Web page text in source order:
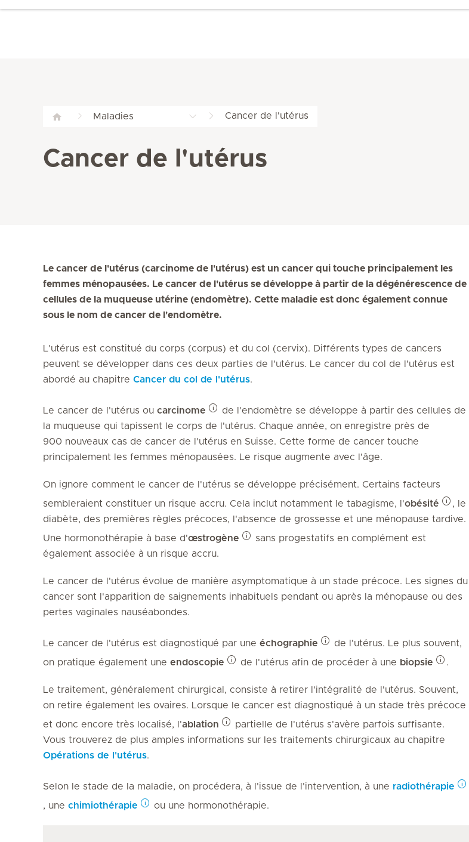
Maladies Cancer de l'utérus
Cancer de l'utérus
Le cancer de l'utérus (carcinome de l'utérus) est un cancer qui touche principalement les
femmes ménopausées. Le cancer de l'utérus se développe à partir de la dégénérescence de
cellules de la muqueuse utérine (endomètre). Cette maladie est donc également connue
sous le nom de cancer de l'endomètre.
L'utérus est constitué du corps (corpus) et du col (cervix). Différents types de cancers
peuvent se développer dans ces deux parties de l'utérus. Le cancer du col de l'utérus est
abordé au chapitre Cancer du col de l'utérus.
Le cancer de l'utérus ou carcinome
de l'endomètre se développe à partir des cellules de
la muqueuse qui tapissent le corps de l'utérus. Chaque année, on enregistre près de
900 nouveaux cas de cancer de l'utérus en Suisse. Cette forme de cancer touche
principalement les femmes ménopausées. Le risque augmente avec l'âge.
On ignore comment le cancer de l'utérus se développe précisément. Certains facteurs
sembleraient constituer un risque accru. Cela inclut notamment le tabagisme, l'obésité
, le
diabète, des premières règles précoces, l'absence de grossesse et une ménopause tardive.
Une hormonothérapie à base d'œstrogène
sans progestatifs en complément est
également associée à un risque accru.
Le cancer de l'utérus évolue de manière asymptomatique à un stade précoce. Les signes du
cancer sont l'apparition de saignements inhabituels pendant ou après la ménopause ou des
pertes vaginales nauséabondes.
Le cancer de l'utérus est diagnostiqué par une échographie
de l'utérus. Le plus souvent,
on pratique également une endoscopie de l'utérus afin de procéder à une biopsie .
Le traitement, généralement chirurgical, consiste à retirer l'intégralité de l'utérus. Souvent,
on retire également les ovaires. Lorsque le cancer est diagnostiqué à un stade très précoce
et donc encore très localisé, l'ablation
partielle de l'utérus s'avère parfois suffisante.
Vous trouverez de plus amples informations sur les traitements chirurgicaux au chapitre
Opérations de l'utérus.
Selon le stade de la maladie, on procédera, à l'issue de l'intervention, à une radiothérapie
, une chimiothérapie ou une hormonothérapie.